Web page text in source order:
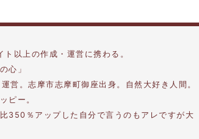
以上の作成・運営に携わる。
心」
営。志摩市志摩町御座出身。自然大好き人間。
ピー。
350％アップした自分で言うのもアレですが大